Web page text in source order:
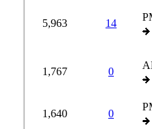
14
5,963
0
1,767
0
1,640